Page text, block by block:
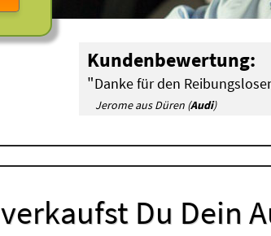
Kundenbewertung:
"Danke für den
Jerome aus Düren (Audi)
verkaufst Du Dein